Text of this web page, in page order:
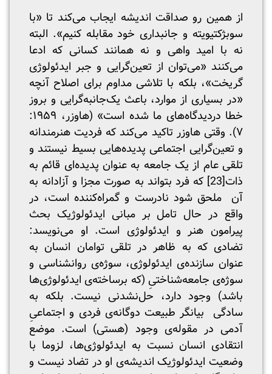
از همین رو صداقت اندیشه ایجاب می‌کند تا «با
سوبژکتیویته و جانبداری خود مقابله کنیم». البته
نه با امید واهی و نه همانند کسانی که ادعا
می‌کنند «می‌توان از تعین‌گرایی و جبر ایدئولوژی
گریخت»، بلکه با تلاشی مداوم برای اصلاح آنچه
«در بسیاری از موارد، باعث یک‌جانبه‌گرایی و بروز
خطا دردیدگاه‌های ما شده است» (هاوزر، ۱۹۵۹:
۷). وقتی هاوزر تاکید می‌کند که فردیت هنرمندانه
و تعین‌گرایی اجتماعی پدیده‌هایی بسیط نیستند و
تلقی عام از یک جامعه به عنوان پدیده‌ای قائم به
ذات[23]
که فرد بتواند به صورت مجزا و آزادانه به
آن ملحق شود نادرست و گمراه‌کننده است، در
واقع در حال تامل بر مبانی ایدئولوژیک بحث
پیرامون هنر و ایدئولوژی است. او می‌نویسد:
تضادی که به ظاهر در تلقی توامان انسان به
عنوان سازنده‌ی ایدئولوژی، سوژه‌ی روانشناسی و
سوژه‌ی جامعه‌شناختیِ (که برساخته‌ی ایدئولوژی‌ها
باشد) وجود دارد، حل‌نشدنی نیست. بلکه به
سادگی بیانگر طبیعت دوگانه‌ی فردی و اجتماعیِ
آدمی در مقوله‌ی وجود (هستی) است. موضع
انتقادی انسان نسبت به ایدئولوژی‌ها، لزوما با
وضعیت ایدئولوژیک اندیشه‌ی او در تضاد نیست و